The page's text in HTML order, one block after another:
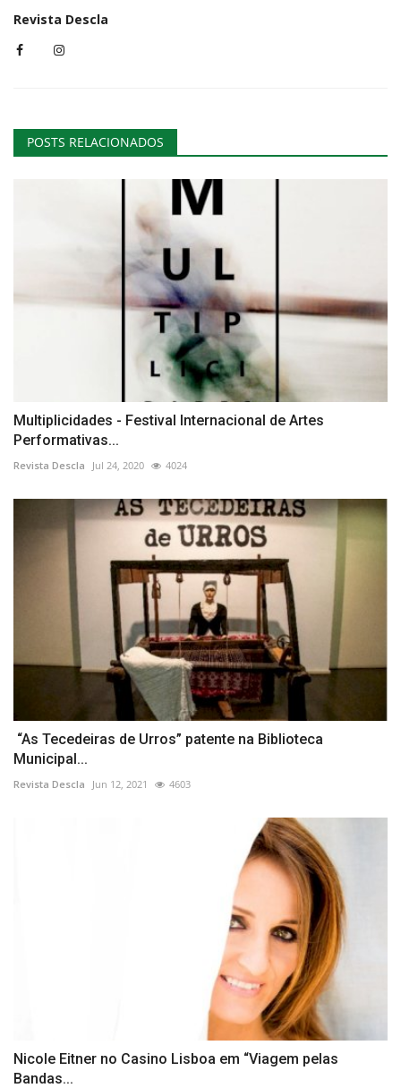
Revista Descla
POSTS RELACIONADOS
Multiplicidades - Festival Internacional de Artes
Performativas...
Revista Descla Jul 24, 2020 4024
“As Tecedeiras de Urros” patente na Biblioteca
Municipal...
Revista Descla Jun 12, 2021 4603
Nicole Eitner no Casino Lisboa em “Viagem pelas
Bandas...